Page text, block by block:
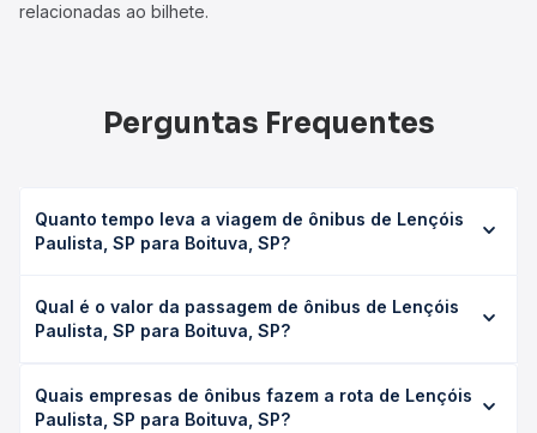
relacionadas ao bilhete.
Perguntas Frequentes
Quanto tempo leva a viagem de ônibus de Lençóis
Paulista, SP para Boituva, SP?
SP leva em média 3h 5min, podendo variar conforme a
viação, o tipo de serviço (convencional, executivo ou
exata de cada opção na data desejada.
Qual é o valor da passagem de ônibus de Lençóis
Paulista, SP para Boituva, SP?
para Boituva, SP custa em média R$ 80,71 e varia
conforme a data da viagem, a empresa, o tipo de poltrona
Quais empresas de ônibus fazem a rota de Lençóis
Paulista, SP para Boituva, SP?